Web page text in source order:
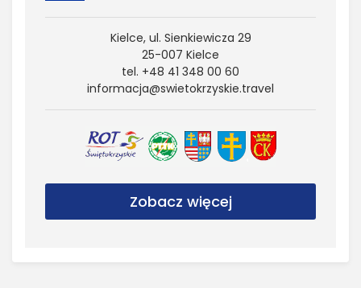
Kielce, ul. Sienkiewicza 29
25-007 Kielce
tel. +48 41 348 00 60
informacja@​swietokrzyskie.​travel
Zobacz więcej